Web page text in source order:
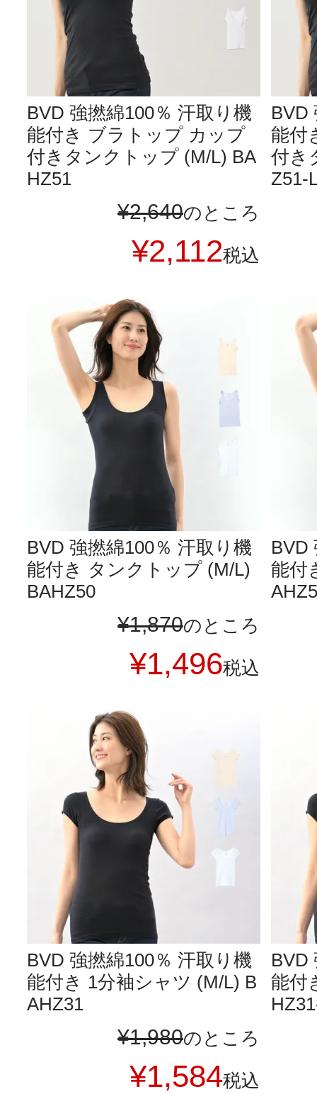
BVD 強撚綿100％ 汗取り機
能付き ブラトップ カップ
付きタンクトップ (M/L) BA
HZ51
¥2,640のところ
¥2,112税込
BVD
能付
付き
Z51-
BVD 強撚綿100％ 汗取り機
能付き タンクトップ (M/L)
BAHZ50
¥1,870のところ
¥1,496税込
BVD
能付
BVD 強撚綿100％ 汗取り機
能付き 1分袖シャツ (M/L) B
AHZ31
¥1,980のところ
¥1,584税込
BVD
能付